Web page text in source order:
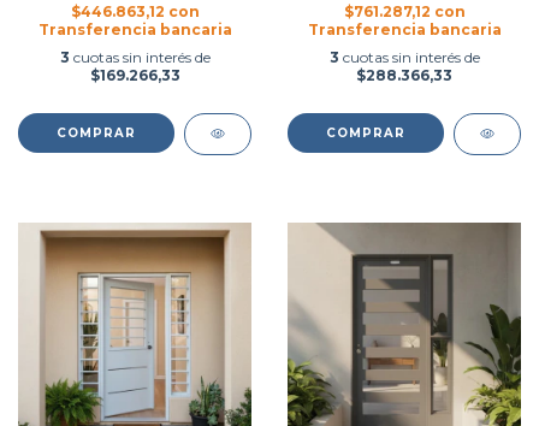
$446.863,12 con
Transferencia bancaria
3 cuotas sin interés de
$169.266,33
COMPRAR
$761.287,12 con
Transferencia bancaria
3 cuotas sin interés de
$288.366,33
COMPRAR